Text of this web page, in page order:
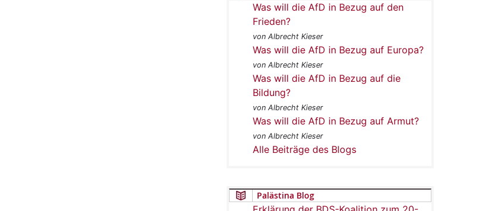
Was will die AfD in Bezug auf den
Frieden?
von Albrecht Kieser
Was will die AfD in Bezug auf Europa?
von Albrecht Kieser
Was will die AfD in Bezug auf die
Bildung?
von Albrecht Kieser
Was will die AfD in Bezug auf Armut?
von Albrecht Kieser
Alle Beiträge des Blogs
Palästina Blog